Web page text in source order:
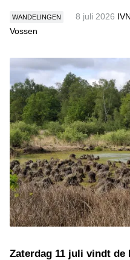
WANDELINGEN 8 juli 2026
Vossen
Zaterdag 11 juli vindt de